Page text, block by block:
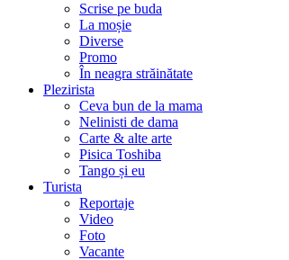
Scrise pe buda
La moșie
Diverse
Promo
În neagra străinătate
Plezirista
Ceva bun de la mama
Nelinisti de dama
Carte & alte arte
Pisica Toshiba
Tango și eu
Turista
Reportaje
Video
Foto
Vacante